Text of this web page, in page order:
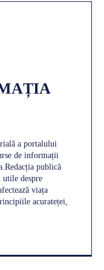
a portalului
de informații
publică
despre
viața
acurateței,